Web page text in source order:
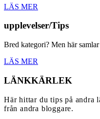
LÄS MER
upplevelser/Tips
Bred kategori? Men här
LÄS MER
LÄNKKÄRLEK
Här hittar du tips på andra
från andra bloggare.